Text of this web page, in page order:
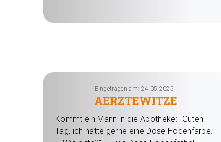
Eingetragen am: 24.05.2025
AERZTEWITZE
Kommt ein Mann in die Apotheke: "Guten
Tag, ich hätte gerne eine Dose Hodenfarbe."